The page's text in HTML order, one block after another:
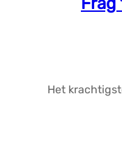
Het